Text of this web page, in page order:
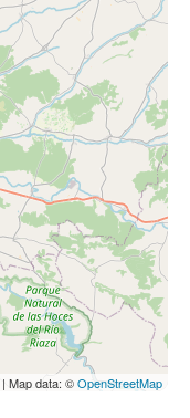
| Map data: ©OpenStreetMap